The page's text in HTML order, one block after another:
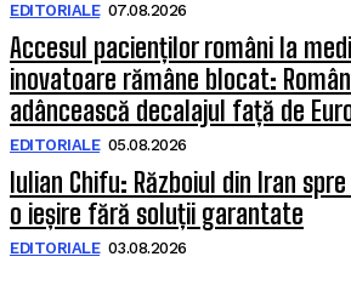
EDITORIALE 07.08.2026
Accesul pacienților români la
inovatoare rămâne blocat:
adâncească decalajul față de
EDITORIALE 05.08.2026
Iulian Chifu: Războiul din Iran
o ieșire fără soluții garantate
EDITORIALE 03.08.2026